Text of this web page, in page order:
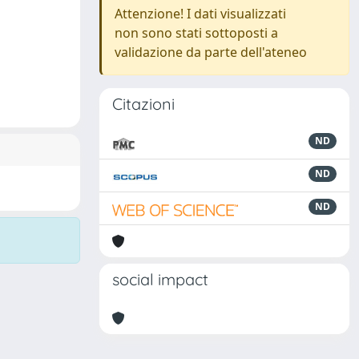
Attenzione! I dati visualizzati
non sono stati sottoposti a
validazione da parte dell'ateneo
Citazioni
ND
ND
ND
social impact